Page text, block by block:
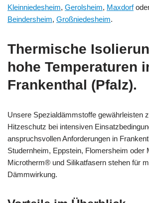
Kleinniedesheim, Gerolsheim, Maxdorf
Beindersheim, Großniedesheim.
Thermische
hohe Temperaturen
Frankenthal (Pfalz).
Unsere Spezialdämmstoffe gewährleisten
Hitzeschutz bei intensiven
anspruchsvollen Anforderungen in
Studernheim, Eppstein, Flomersheim oder
Microtherm® und Silikatfasern stehen für
Dämmwirkung.